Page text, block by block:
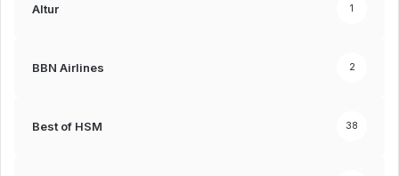
Altur 1
BBN Airlines 2
Best of HSM 38